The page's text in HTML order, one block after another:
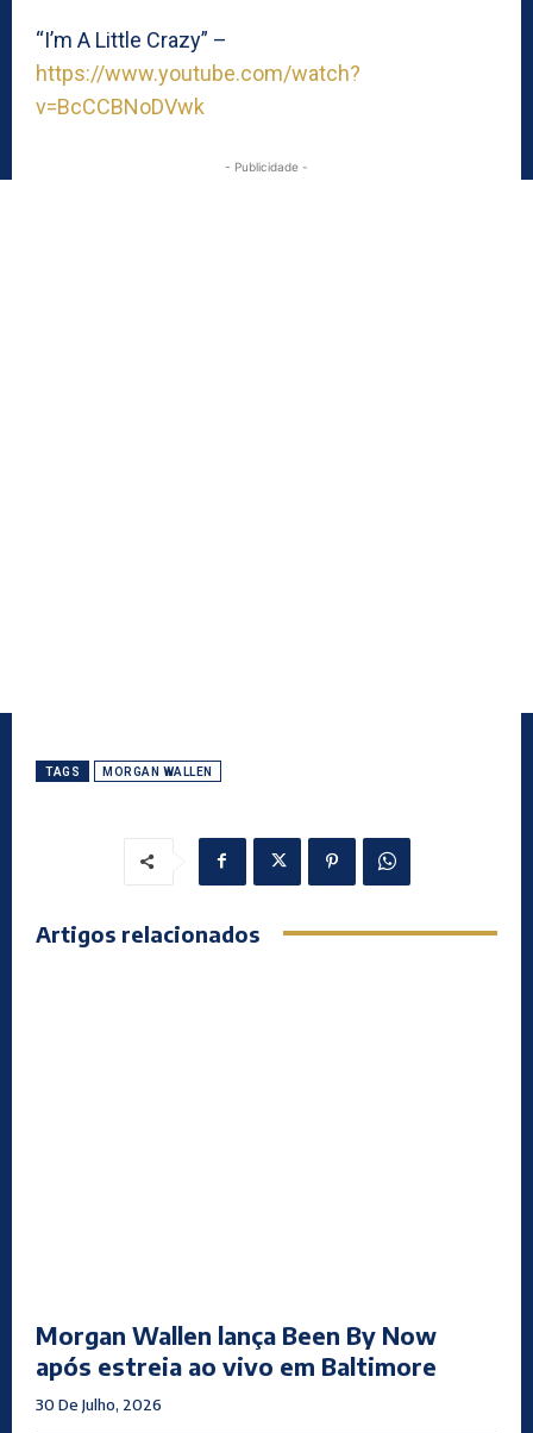
“I’m A Little Crazy” –
https://www.youtube.com/watch?
v=BcCCBNoDVwk
- Publicidade -
TAGS MORGAN WALLEN
Artigos relacionados
Morgan Wallen lança Been By Now
após estreia ao vivo em Baltimore
30 De Julho, 2026